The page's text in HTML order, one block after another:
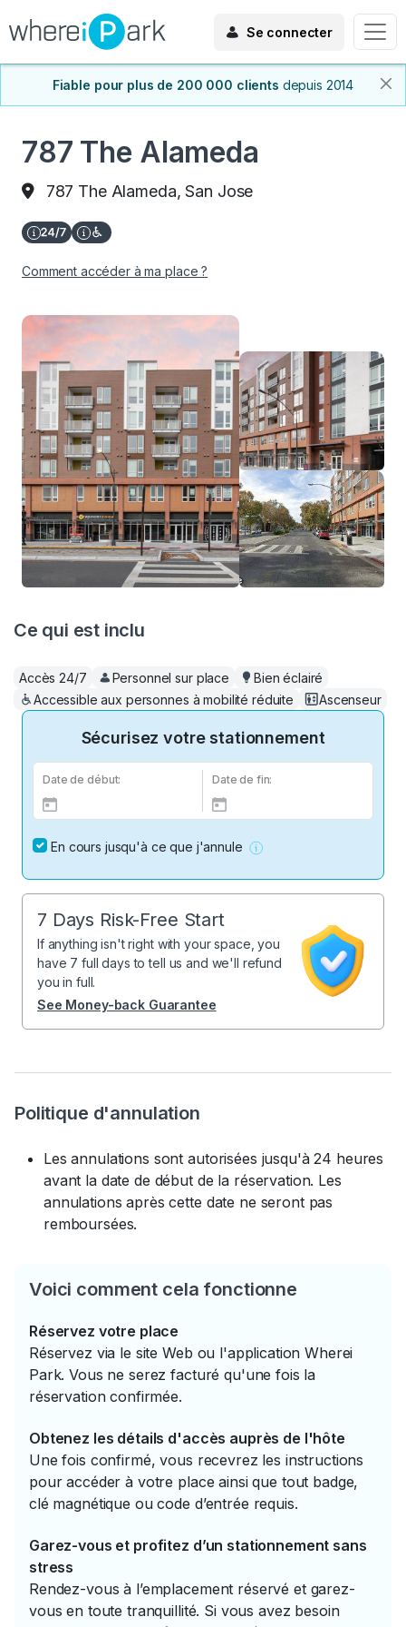
Se connecter
Fiable pour plus de 200 000 clients depuis 2014
787 The Alameda
787 The Alameda, San Jose
Comment accéder à ma place ?
Politique d'annulation
Les annulations sont autorisées jusqu'à 24 heures
avant la date de début de la réservation. Les
annulations après cette date ne seront pas
remboursées.
Voici comment cela fonctionne
Réservez votre place
Réservez via le site Web ou l'application Wherei
Park. Vous ne serez facturé qu'une fois la
réservation confirmée.
Obtenez les détails d'accès auprès de l'hôte
Une fois confirmé, vous recevrez les instructions
pour accéder à votre place ainsi que tout badge,
clé magnétique ou code d’entrée requis.
Garez-vous et profitez d’un stationnement sans
stress
Rendez-vous à l’emplacement réservé et garez-
vous en toute tranquillité. Si vous avez besoin
Ce qui est inclu
Accès 24/7 Personnel sur place
Bien éclairé
Accessible aux personnes à mobilité réduite
Ascenseur
Sécurisez votre stationnement
Date de début: Date de fin:
En cours jusqu'à ce que j'annule
7 Days Risk-Free Start
If anything isn't right with your space, you
have 7 full days to tell us and we'll refund
you in full.
See Money-back Guarantee